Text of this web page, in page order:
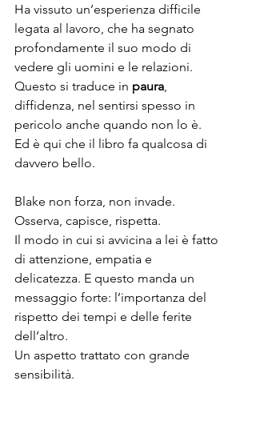
Ha vissuto un’esperienza difficile
legata al lavoro, che ha segnato
profondamente il suo modo di
vedere gli uomini e le relazioni.
Questo si traduce in paura,
diffidenza, nel sentirsi spesso in
pericolo anche quando non lo è.
Ed è qui che il libro fa qualcosa di
davvero bello.
Blake non forza, non invade.
Osserva, capisce, rispetta.
Il modo in cui si avvicina a lei è fatto
di attenzione, empatia e
delicatezza. E questo manda un
messaggio forte: l’importanza del
rispetto dei tempi e delle ferite
dell’altro.
Un aspetto trattato con grande
sensibilità.